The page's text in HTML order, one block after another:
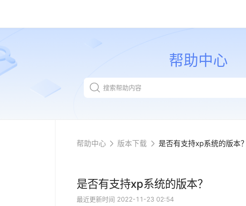
帮助中心
帮助中心 版本下载 是否有支持xp系统的版本？
是否有支持xp系统的版本？
最近更新时间 2022-11-23 02:54